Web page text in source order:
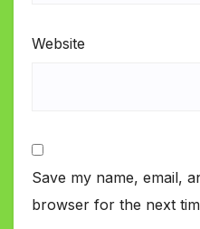
Website
Save my name, email,
browser for the next